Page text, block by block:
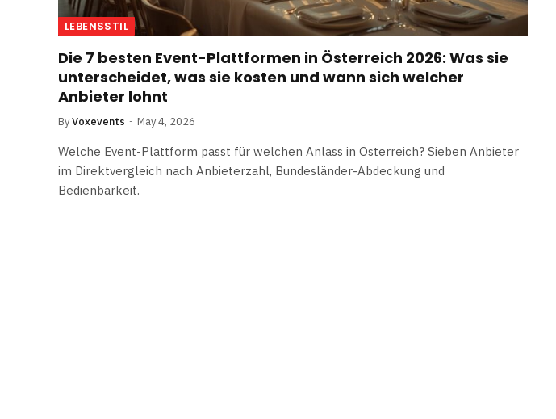
LEBENSSTIL
Die 7 besten Event-Plattformen in Österreich 2026: Was sie
unterscheidet, was sie kosten und wann sich welcher
Anbieter lohnt
ByVoxevents May 4, 2026
Welche Event-Plattform passt für welchen Anlass in Österreich? Sieben Anbieter
im Direktvergleich nach Anbieterzahl, Bundesländer-Abdeckung und
Bedienbarkeit.